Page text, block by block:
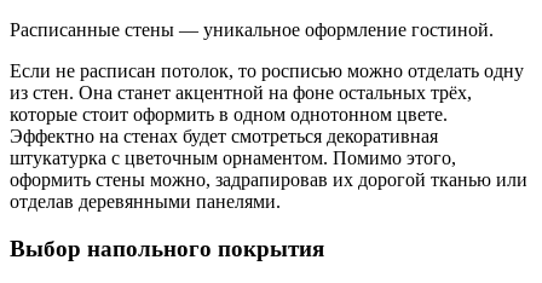
Расписанные стены — уникальное оформление гостиной.
Если не расписан потолок, то росписью можно отделать одну
из стен. Она станет акцентной на фоне остальных трёх,
которые стоит оформить в одном однотонном цвете.
Эффектно на стенах будет смотреться декоративная
штукатурка с цветочным орнаментом. Помимо этого,
оформить стены можно, задрапировав их дорогой тканью или
отделав деревянными панелями.
Выбор напольного покрытия